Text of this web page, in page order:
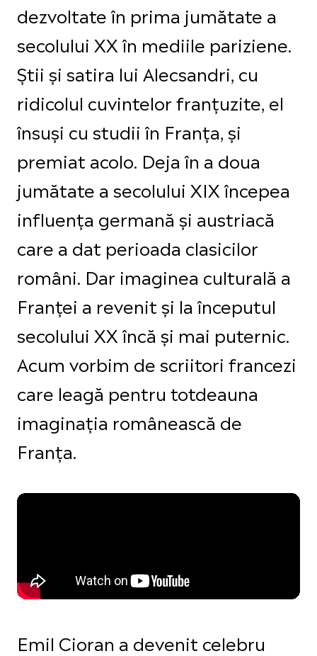
dezvoltate în prima jumătate a
secolului XX în mediile pariziene.
Știi și satira lui Alecsandri, cu
ridicolul cuvintelor franțuzite, el
însuși cu studii în Franța, și
premiat acolo. Deja în a doua
jumătate a secolului XIX începea
influența germană și austriacă
care a dat perioada clasicilor
români. Dar imaginea culturală a
Franței a revenit și la începutul
secolului XX încă și mai puternic.
Acum vorbim de scriitori francezi
care leagă pentru totdeauna
imaginația românească de
Franța.
Emil Cioran a devenit celebru